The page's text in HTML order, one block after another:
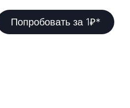
Попробовать за 1₽*